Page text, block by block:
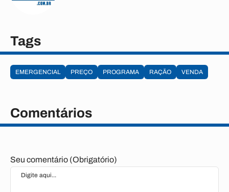
Tags
EMERGENCIAL PREÇO PROGRAMA RAÇÃO VENDA
Comentários
Seu comentário (Obrigatório)